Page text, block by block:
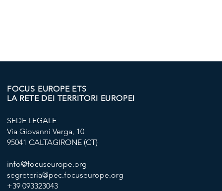
FOCUS EUROPE ETS
LA RETE DEI TERRITORI EUROPEI
SEDE LEGALE
Via Giovanni Verga, 10
95041 CALTAGIRONE (CT)
info@focuseurope.org
segreteria@pec.focuseurope.org
+39 093323043